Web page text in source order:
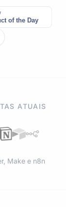
ATUAIS
Make e n8n